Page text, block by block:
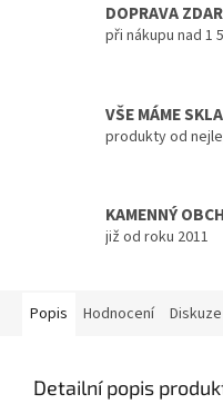
DOPRAVA
při nákupu nad 1
VŠE MÁME
produkty od
KAMENNÝ
již od roku 2011
Popis Hodnocení Diskuze
Detailní popis